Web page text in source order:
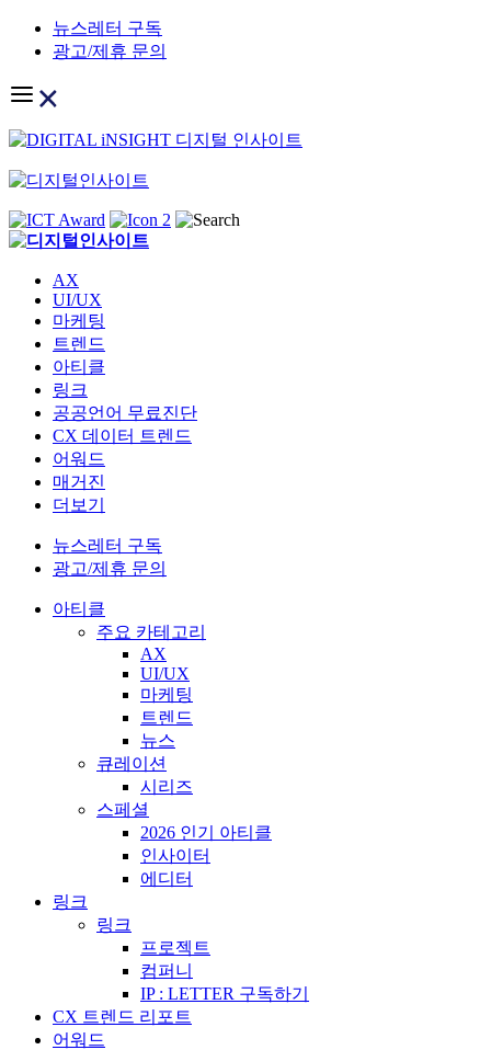
Skip
content
뉴스레터 구독
광고/제휴 문의
AX
UI/UX
마케팅
트렌드
아티클
링크
공공언어 무료진단
CX 데이터 트렌드
어워드
매거진
더보기
뉴스레터 구독
광고/제휴 문의
아티클
주요 카테고리
AX
UI/UX
마케팅
트렌드
뉴스
큐레이션
시리즈
스페셜
2026 인기 아티클
인사이터
에디터
링크
링크
프로젝트
컴퍼니
IP : LETTER 구독하기
CX 트렌드 리포트
어워드